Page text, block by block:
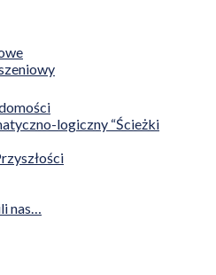
logiczny “Ścieżki
nas…